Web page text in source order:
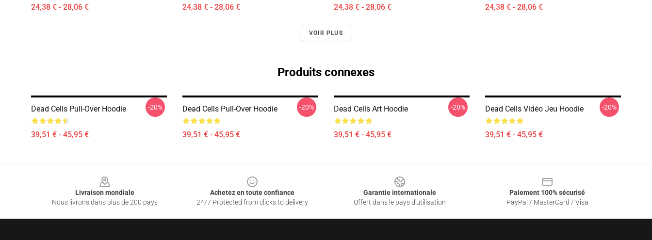
24,38 € - 28,06 € 24,38 € - 28,06 € 24,38 € - 28,06 € 24,38 € - 28,06 €
VOIR PLUS
Produits connexes
Dead Cells Pull-Over Hoodie
39,51 € - 45,95 €
-20% Dead Cells Pull-Over Hoodie
39,51 € - 45,95 €
-20% Dead Cells Art Hoodie
39,51 € - 45,95 €
-20% Dead Cells Vidéo Jeu Hoodie
39,51 € - 45,95 €
-20%
Livraison mondiale
Nous livrons dans plus de 200 pays
Achetez en toute confiance
24/7 Protected from clicks to delivery
Garantie internationale
Offert dans le pays d'utilisation
Paiement 100% sécurisé
PayPal / MasterCard / Visa